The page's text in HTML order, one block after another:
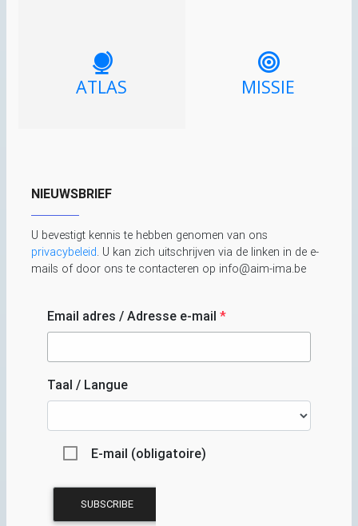
ATLAS MISSIE
NIEUWSBRIEF
U bevestigt kennis te hebben genomen van ons
privacybeleid. U kan zich uitschrijven via de linken in de e-
mails of door ons te contacteren op info@aim-ima.be
Email adres / Adresse e-mail *
Taal / Langue
E-mail (obligatoire)